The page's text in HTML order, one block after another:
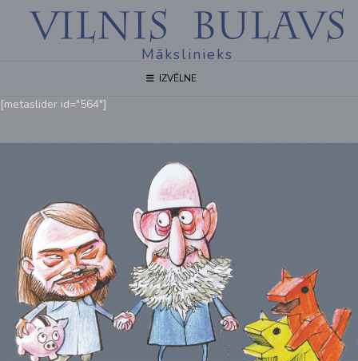
Mākslinieks
IZVĒLNE
[metaslider id="564"]